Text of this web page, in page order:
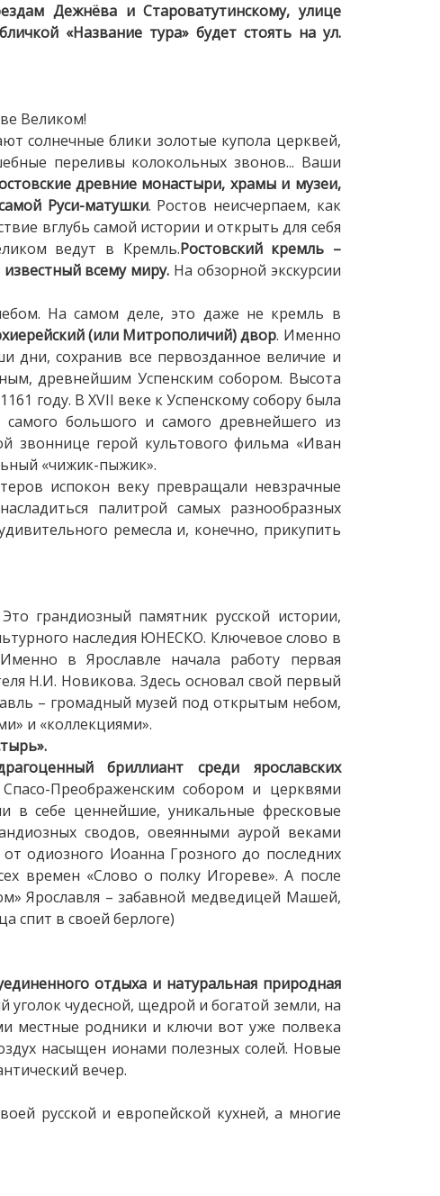
Дежнёва и Староватутинскому, улице
«Название тура» будет стоять на ул.
Великом!
солнечные блики золотые купола церквей,
переливы колокольных звонов... Ваши
древние монастыри, храмы и музеи,
Руси-матушки. Ростов неисчерпаем, как
вглубь самой истории и открыть для себя
ведут в Кремль.Ростовский кремль –
всему миру. На обзорной экскурсии
На самом деле, это даже не кремль в
(или Митрополичий) двор. Именно
дни, сохранив все первозданное величие и
древнейшим Успенским собором. Высота
году. В XVII веке к Успенскому собору была
самого большого и самого древнейшего из
звоннице герой культового фильма «Иван
«чижик-пыжик».
испокон веку превращали невзрачные
палитрой самых разнообразных
ремесла и, конечно, прикупить
Это грандиозный памятник русской истории,
наследия ЮНЕСКО. Ключевое слово в
в Ярославле начала работу первая
Н.И. Новикова. Здесь основал свой первый
– громадный музей под открытым небом,
и «коллекциями».
бриллиант среди ярославских
Преображенским собором и церквями
в себе ценнейшие, уникальные фресковые
сводов, овеянными аурой веками
одиозного Иоанна Грозного до последних
времен «Слово о полку Игореве». А после
Ярославля – забавной медведицей Машей,
спит в своей берлоге)
отдыха и натуральная природная
уголок чудесной, щедрой и богатой земли, на
местные родники и ключи вот уже полвека
насыщен ионами полезных солей. Новые
вечер.
русской и европейской кухней, а многие